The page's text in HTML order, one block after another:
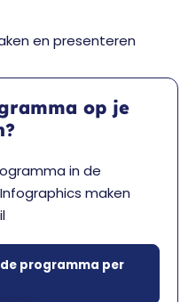
en presenteren
op je
in de
maken
programma per